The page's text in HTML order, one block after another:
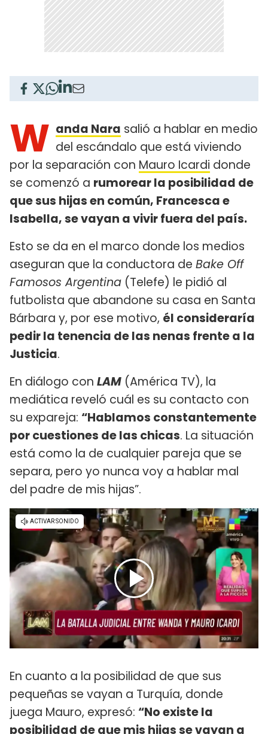
W anda Nara salió a hablar en medio
del escándalo que está viviendo
por la separación con Mauro Icardi donde
se comenzó a rumorear la posibilidad de
que sus hijas en común, Francesca e
Isabella, se vayan a vivir fuera del país.
Esto se da en el marco donde los medios
aseguran que la conductora de Bake Off
Famosos Argentina (Telefe) le pidió al
futbolista que abandone su casa en Santa
Bárbara y, por ese motivo, él consideraría
pedir la tenencia de las nenas frente a la
Justicia.
En diálogo con LAM (América TV), la
mediática reveló cuál es su contacto con
su expareja: “Hablamos constantemente
por cuestiones de las chicas. La situación
está como la de cualquier pareja que se
separa, pero yo nunca voy a hablar mal
del padre de mis hijas”.
En cuanto a la posibilidad de que sus
pequeñas se vayan a Turquía, donde
juega Mauro, expresó: “No existe la
posibilidad de que mis hijas se vayan a